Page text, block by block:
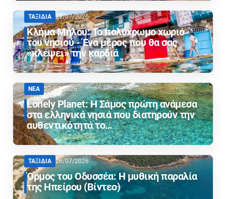
ΤΑΞΙΔΙΑ 29/07/2026
Κλήμα Μήλου: Το πολύχρωμο χωριό
του νησιού - Ένα μέρος που θα σας
«κλέψει» την καρδιά
ΝΕΑ 27/07/2026
Lonely Planet: Η Σάμος πρώτη ανάμεσα
στα ελληνικά νησιά που διατηρούν την
αυθεντικότητά το…
ΤΑΞΙΔΙΑ 26/07/2026
Όρμος του Οδυσσέα: Η μυθική παραλία
της Ηπείρου (Βίντεο)